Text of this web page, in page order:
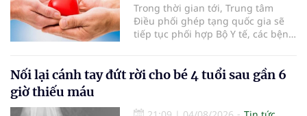
Trong thời gian tới, Trung tâm
Điều phối ghép tạng quốc gia sẽ
tiếp tục phối hợp Bộ Y tế, các bệnh
cường truyền thông, hoàn thiện
quy trình chuyên môn và hệ thống
hiến và ghép mô tạng.
Nối lại cánh tay đứt rời cho bé 4 tuổi sau gần 6
giờ thiếu máu